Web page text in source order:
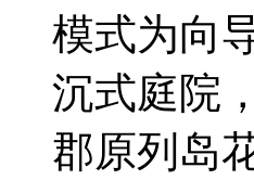
模式为向
沉式庭院
郡原列岛